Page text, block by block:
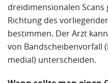
dreidimensionalen
Richtung des
bestimmen. Der Arzt
von Bandscheibenvorfall
medial) unterscheiden.